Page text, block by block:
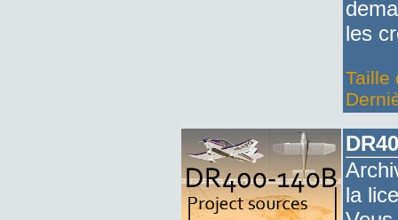
les
Taille
la